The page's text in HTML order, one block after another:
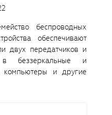
беспроводных
обеспечивают
двух передатчиков и
беззеркальные и
компьютеры и другие